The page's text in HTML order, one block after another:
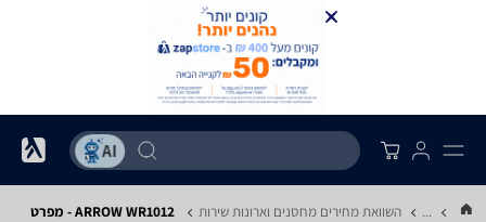
... השוואת מחירים מחסנים וארונות שירות ARROW WR1012 - מפרט